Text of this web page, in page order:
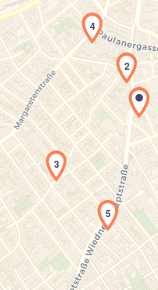
Laden der
2
3
4
5